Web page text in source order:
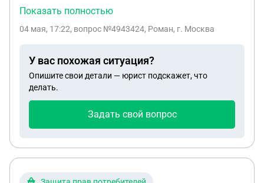
Хотел поступить на военную кафедру, но на
этом в карте поступающего на военную кафедру
кафедру», а категорию не поставили, хотя другие
врачи ставили категорию. На мой вопрос глав
врачу, могу ли я получить сейчас военный билет
университета?
Показать полностью
04 мая, 17:22, вопрос №4943424, Роман, г. Москва
У вас похожая ситуация?
Опишите свои детали — юрист подскажет, что
делать.
Задать свой вопрос